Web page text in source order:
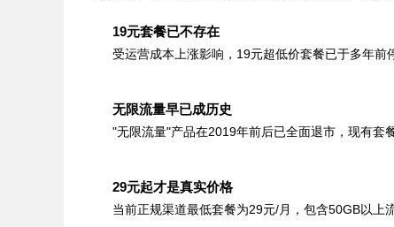
19元套餐已不存在
受运营成本上涨影响，19元超低价套餐已于多年前
无限流量早已成历史
"无限流量"产品在2019年前后已全面退市，现有套
29元起才是真实价格
当前正规渠道最低套餐为29元/月，包含50GB以上